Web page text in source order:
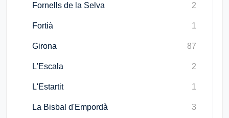
Fornells de la Selva 2
Fortià 1
Girona 87
L'Escala 2
L'Estartit 1
La Bisbal d'Empordà 3